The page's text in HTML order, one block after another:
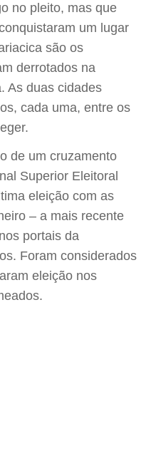
no pleito, mas que
um lugar
são os
derrotados na
As duas cidades
cada uma, entre os
de um cruzamento
Superior Eleitoral
eleição com as
– a mais recente
portais da
Foram considerados
eleição nos